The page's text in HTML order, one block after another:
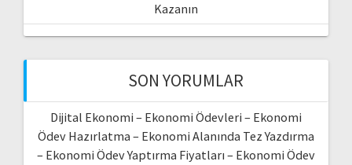
Kazanın
SON YORUMLAR
Dijital Ekonomi – Ekonomi Ödevleri – Ekonomi
Ödev Hazırlatma – Ekonomi Alanında Tez Yazdırma
– Ekonomi Ödev Yaptırma Fiyatları – Ekonomi Ödev